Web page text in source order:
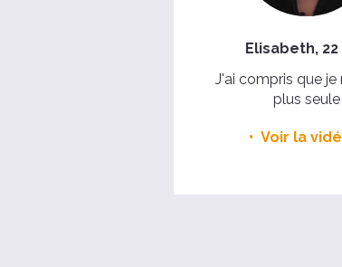
Elisabeth, 22
J'ai compris que je
plus seule
Voir la